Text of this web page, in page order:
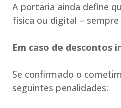
A portaria ainda define
física ou digital –
Em caso de descontos
Se confirmado o
seguintes penalidades: